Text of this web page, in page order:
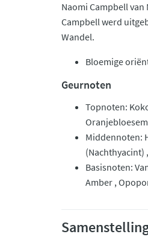
Naomi Campbell
Campbell werd
Wandel.
Bloemige
Geurnoten
Topnoten:
Middennoten:
(Nachthyacint)
Basisnoten:
Amber ,